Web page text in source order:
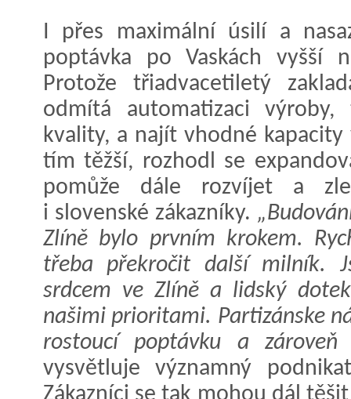
I přes maximální úsilí a
poptávka po Vaskách vyšší
Protože třiadvacetiletý
odmítá automatizaci
kvality, a najít vhodné
tím těžší, rozhodl se
pomůže dále rozvíjet a
i slovenské zákazníky.
Zlíně bylo prvním krokem.
třeba překročit další milník.
srdcem ve Zlíně a lidský
našimi prioritami. Partizánske
rostoucí poptávku a
vysvětluje významný
Zákazníci se tak mohou dál